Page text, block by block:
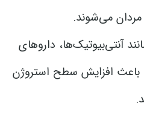
می‌شوند.
آنتی‌بیوتیک‌ها، داروهای
افزایش سطح استروژن